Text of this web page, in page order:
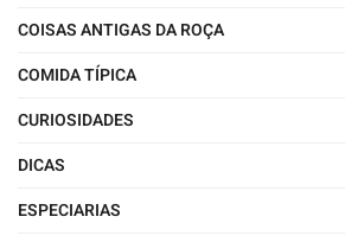
COISAS ANTIGAS DA ROÇA
COMIDA TÍPICA
CURIOSIDADES
DICAS
ESPECIARIAS